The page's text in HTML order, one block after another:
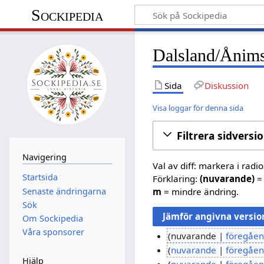
Sockipedia
Dalsland/
Sida Diskussion
Visa loggar för denna sida
Filtrera
Val av diff: markera i
Förklaring:(nuvarande)
m = mindre ändring.
2
nuvarande
I
n
nuvarande
Navigering
Startsida
Senaste ändringarna
Sök
Om Sockipedia
Våra sponsorer
Hjälp